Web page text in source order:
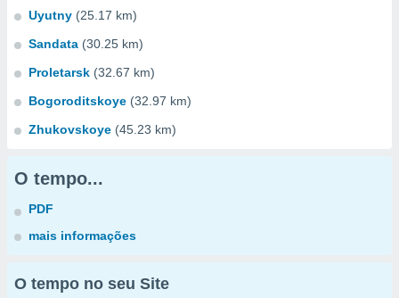
Uyutny (25.17 km)
Sandata (30.25 km)
Proletarsk (32.67 km)
Bogoroditskoye (32.97 km)
Zhukovskoye (45.23 km)
O tempo...
PDF
mais informações
O tempo no seu Site